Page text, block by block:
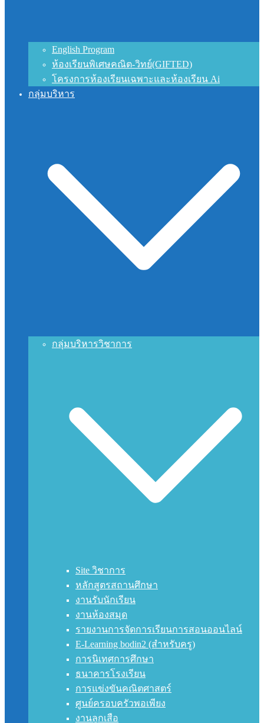
English Program
ห้องเรียนพิเศษคณิต-วิทย์(GIFTED)
โครงการห้องเรียนเฉพาะและห้องเรียน Ai
กลุ่มบริหาร
กลุ่มบริหารวิชาการ
Site วิชาการ
หลักสูตรสถานศึกษา
งานรับนักเรียน
งานห้องสมุด
รายงานการจัดการเรียนการสอนออนไลน์
E-Learning bodin2 (สำหรับครู)
การนิเทศการศึกษา
ธนาคารโรงเรียน
การแข่งขันคณิตศาสตร์
ศูนย์ครอบครัวพอเพียง
งานลูกเสือ